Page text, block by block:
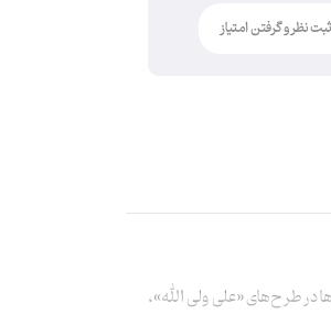
ثبت نظر و گرفتن امتیاز
طرح‌های «علی ولی الله»،